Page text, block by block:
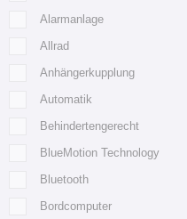
Alarmanlage
Allrad
Anhängerkupplung
Automatik
Behindertengerecht
BlueMotion Technology
Bluetooth
Bordcomputer